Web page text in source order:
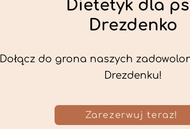
Dietetyk dla
Drezdenko
Dołącz do grona naszych
Drezdenku!
Zarezerwuj teraz!